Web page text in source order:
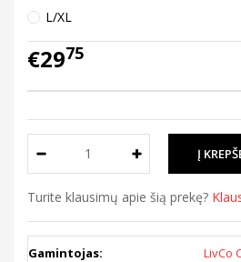
L/XL
€2975
Turite klausimų apie šią prekę?
Gamintojas: LivCo